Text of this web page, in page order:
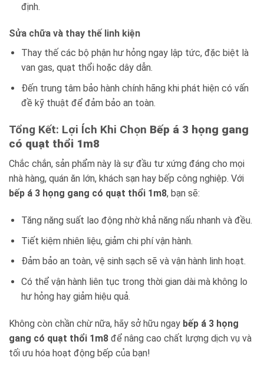
định.
Sửa chữa và thay thế linh kiện
Thay thế các bộ phận hư hỏng ngay lập tức, đặc biệt là
van gas, quạt thổi hoặc dây dẫn.
Đến trung tâm bảo hành chính hãng khi phát hiện có vấn
đề kỹ thuật để đảm bảo an toàn.
Tổng Kết: Lợi Ích Khi Chọn Bếp á 3 họng gang
có quạt thổi 1m8
Chắc chắn, sản phẩm này là sự đầu tư xứng đáng cho mọi
nhà hàng, quán ăn lớn, khách sạn hay bếp công nghiệp. Với
bếp á 3 họng gang có quạt thổi 1m8, bạn sẽ:
Tăng năng suất lao động nhờ khả năng nấu nhanh và đều.
Tiết kiệm nhiên liệu, giảm chi phí vận hành.
Đảm bảo an toàn, vệ sinh sạch sẽ và vận hành linh hoạt.
Có thể vận hành liên tục trong thời gian dài mà không lo
hư hỏng hay giảm hiệu quả.
Không còn chần chừ nữa, hãy sở hữu ngay bếp á 3 họng
gang có quạt thổi 1m8 để nâng cao chất lượng dịch vụ và
tối ưu hóa hoạt động bếp của bạn!